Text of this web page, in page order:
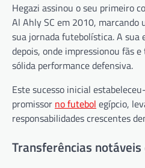
Hegazi assinou o seu primeiro
Al Ahly SC em 2010,
sua jornada futebolística. A sua
depois, onde impressionou fãs
sólida performance defensiva.
Este sucesso inicial
promissor no futebol egípcio,
responsabilidades crescentes
Transferências